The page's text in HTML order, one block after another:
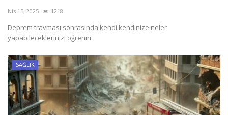
Nis 15, 2025 1218
Deprem travması sonrasında kendi kendinize neler
yapabileceklerinizi öğrenin
SAĞLIK